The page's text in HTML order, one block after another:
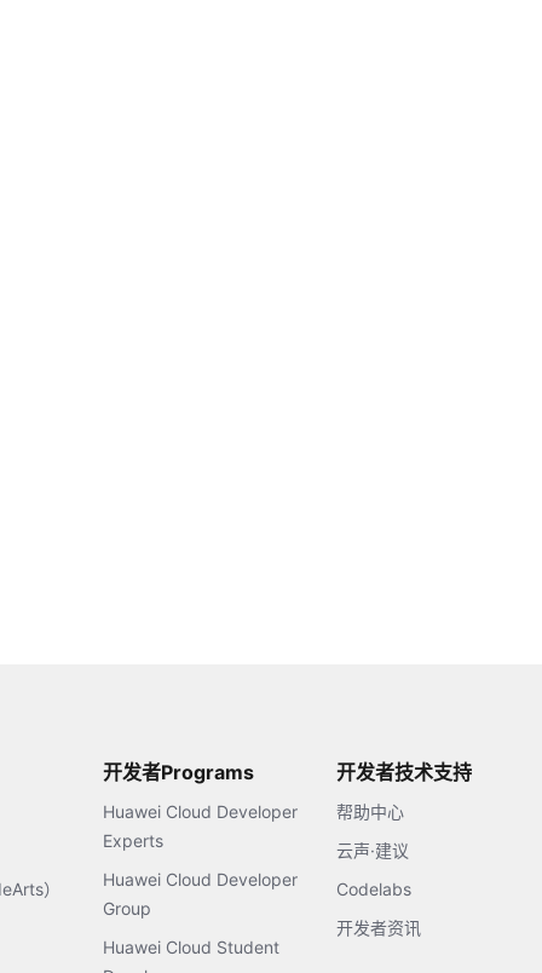
）
开发者Programs
Huawei Cloud Developer
Experts
Huawei Cloud Developer
Group
Huawei Cloud Student
开发者技术支持
帮助中心
云声·建议
Codelabs
开发者资讯